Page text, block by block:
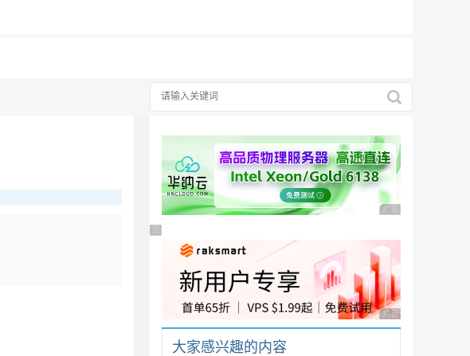
广告 商业广告，理性
广告 商业广告，理性选择
广告 商业广告，理性
大家感兴趣的内容